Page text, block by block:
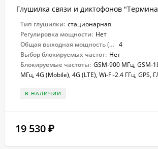
Глушилка связи и диктофонов
Тип глушилки: стационарная
Регулировка мощности: Нет
Общая выходная мощность (Вт): 4
Выбор блокируемых частот: Нет
Блокируемые частоты: GSM-900 МГц, GSM-
МГц, 4G (Mobile), 4G (LTE), Wi-Fi-2.4 ГГц,
В НАЛИЧИИ
19 530 ₽